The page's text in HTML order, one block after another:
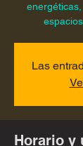
Las
Horario y